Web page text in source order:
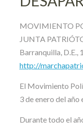
MOVIMIENTO
JUNTA
Barranquilla, D.E.,
http://
El Movimiento
3 de enero del
Durante todo el